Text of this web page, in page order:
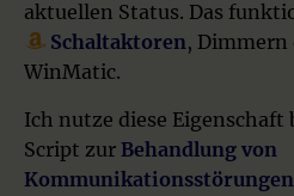
aktuellen Status. Das
Schaltaktoren, Dimmern
WinMatic.
Ich nutze diese
Script zur Behandlung von
Kommunikationsstörungen